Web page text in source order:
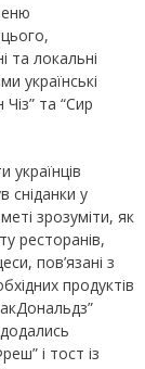
та локальні
українські
Чіз” та “Сир
українців
сніданки у
зрозуміти, як
ресторанів,
пов’язані з
продуктів
і тост із